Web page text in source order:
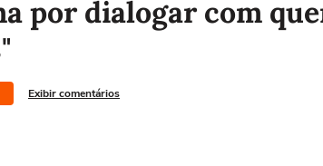
por dialogar com
Exibir comentários